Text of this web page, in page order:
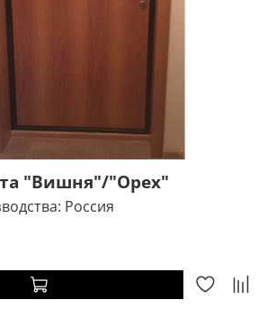
"Вишня"/"Орех"
Россия